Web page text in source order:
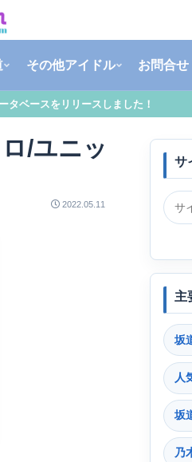
その他アイドル お問合せ
タベースをリリースしました！
/ユニッ
2022.05.11
サ
主
坂
人
坂
乃